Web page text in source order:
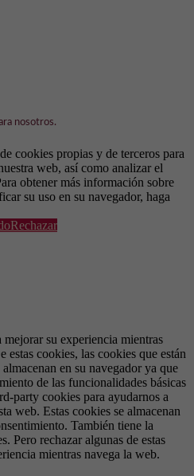
nosotros.
cookies propias y de terceros para
web, así como analizar el
obtener más información sobre
su uso en su navegador, haga
Rechazar
su experiencia mientras
estas cookies, las cookies que están
en su navegador ya que
de las funcionalidades básicas
party cookies para ayudarnos a
web. Estas cookies se almacenan
También tiene la
Pero rechazar algunas de estas
mientras navega la web.